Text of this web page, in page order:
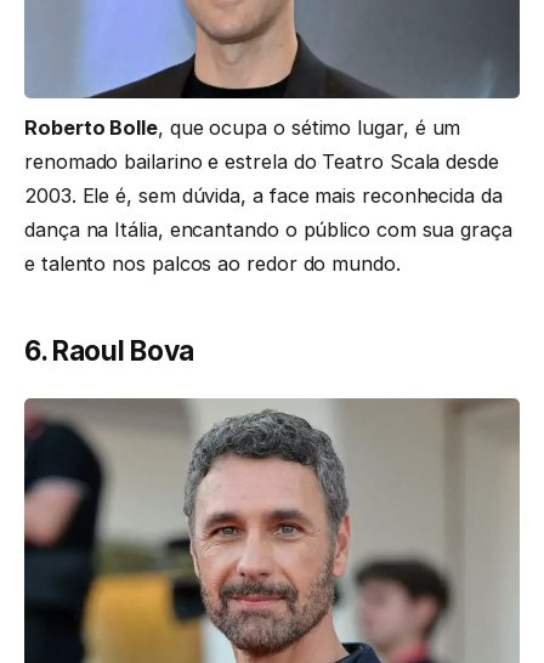
Roberto Bolle, que ocupa o sétimo lugar, é um
renomado bailarino e estrela do Teatro Scala desde
2003. Ele é, sem dúvida, a face mais reconhecida da
dança na Itália, encantando o público com sua graça
e talento nos palcos ao redor do mundo.
6. Raoul Bova